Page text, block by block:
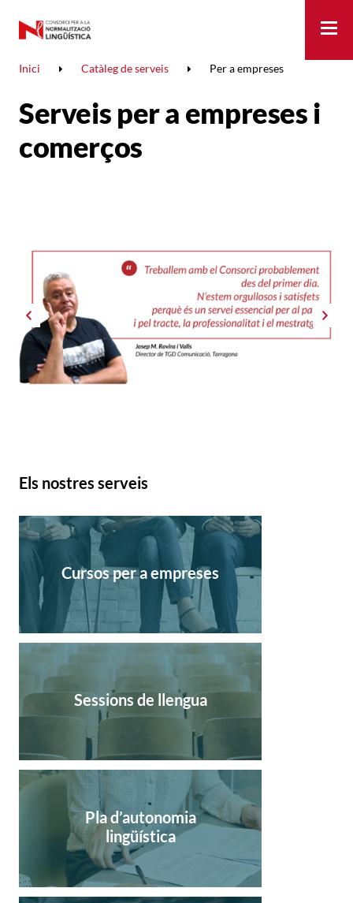
Inici Catàleg de serveis Per a empreses
Serveis per a empreses i
comerços
Els nostres serveis
Cursos per a empreses
Sessions de llengua
Pla d’autonomia
lingüística